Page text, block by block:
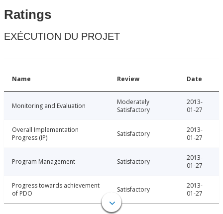
Ratings
EXÉCUTION DU PROJET
Name Review Date
Monitoring and Evaluation
Moderately
Satisfactory
2013-
01-27
Overall Implementation
Progress (IP)
Satisfactory
2013-
01-27
Program Management Satisfactory
2013-
01-27
Progress towards achievement
of PDO
Satisfactory
2013-
01-27